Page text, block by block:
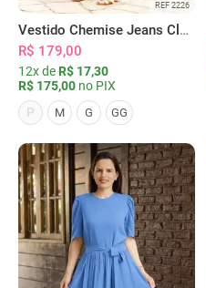
REF 2226
Vestido Chemise Jeans Clássica Serena
R$ 179,00
12x de R$ 17,30
R$ 175,00 no PIX
P
M G GG